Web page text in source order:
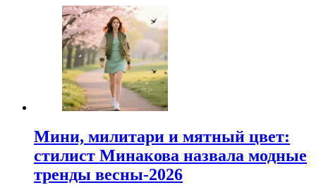
Мини, милитари и мятный цвет:
стилист Минакова назвала модные
тренды весны-2026